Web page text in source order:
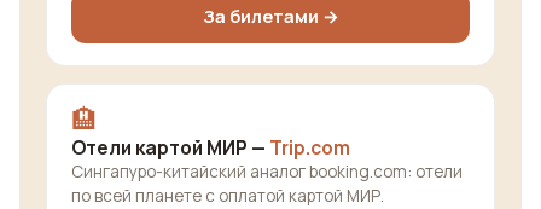
За билетами →
🏨
Отели картой МИР — Trip.com
Сингапуро-китайский аналог booking.com: отели
по всей планете с оплатой картой МИР.